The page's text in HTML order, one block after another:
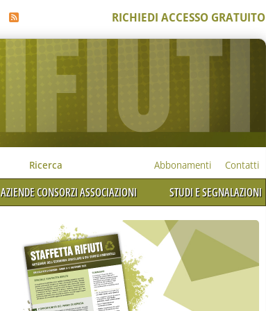
RICHIEDI ACCESSO GRATUITO
Ricerca Abbonamenti Contatti
AZIENDE CONSORZI ASSOCIAZIONI STUDI E SEGNALAZIONI